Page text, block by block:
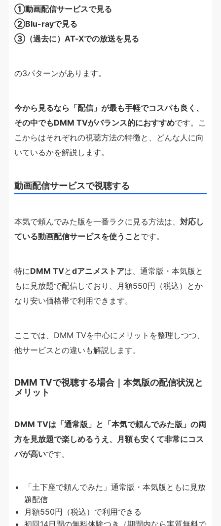
①動画配信サービスで見る
②Blu-rayで見る
③（過去に）AT-Xでの放送を見る
の3パターンがあります。
今から見るなら「配信」が最も手軽でコスパも良く、
その中でもDMM TVがバランス的におすすめです。こ
こからはそれぞれの視聴方法の特徴と、どんな人に向
いているかを解説します。
動画配信サービスで視聴する
本気で頼んでみた版を一番ラクに見る方法は、 対応し
ている動画配信サービスを使うことです。
特にDMM TVとdアニメストアは、通常版・本気版と
もに見放題で配信しており、月額550円（税込）とか
なり安い価格帯で利用できます。
ここでは、DMM TVを中心にメリットを整理しつつ、
他サービスとの違いも解説します。
DMM TVで視聴する場合｜本気版の配信状況と
メリット
DMM TVは「通常版」と「本気で頼んでみた版」の両
方を見放題で楽しめるうえ、月額も安くて非常にコス
パが高いです。
「土下座で頼んでみた」通常版・本気版ともに見放
題配信
月額550円（税込）で利用できる
初回14日間の無料体験つき（期間内なら実質無料で